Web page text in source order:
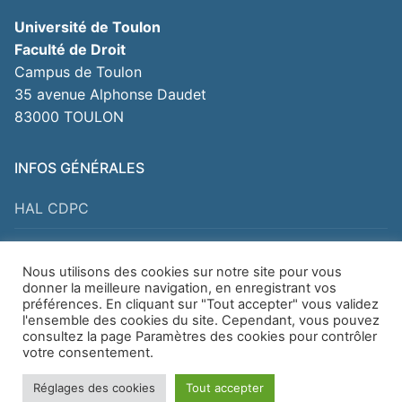
Université de Toulon
Faculté de Droit
Campus de Toulon
35 avenue Alphonse Daudet
83000 TOULON
INFOS GÉNÉRALES
HAL CDPC
Mentions légales
Copyright © 2026 Laboratoire CDPC JEAN-CLAUDE
ESCARRAS – Université de Toulon –Mentions légales
Nous utilisons des cookies sur notre site pour vous
donner la meilleure navigation, en enregistrant vos
préférences. En cliquant sur "Tout accepter" vous validez
l'ensemble des cookies du site. Cependant, vous pouvez
consultez la page Paramètres des cookies pour contrôler
votre consentement.
Réglages des cookies Tout accepter